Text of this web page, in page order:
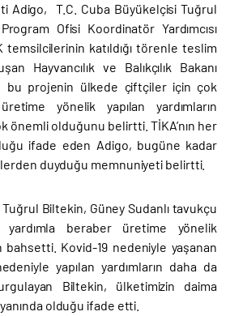
Adigo, T.C. Cuba Büyükelçisi Tuğrul
Ofisi Koordinatör Yardımcısı
temsilcilerinin katıldığı törenle teslim
Hayvancılık ve Balıkçılık Bakanı
bu projenin ülkede çiftçiler için çok
yönelik yapılan yardımların
önemli olduğunu belirtti. TİKA’nın her
ifade eden Adigo, bugüne kadar
duyduğu memnuniyeti belirtti.
Biltekin, Güney Sudanlı tavukçu
yardımla beraber üretime yönelik
Kovid-19 nedeniyle yaşanan
yapılan yardımların daha da
Biltekin, ülketimizin daima
olduğu ifade etti.